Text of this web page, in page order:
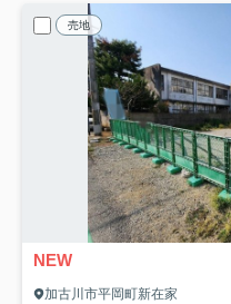
売地
NEW
加古川市平岡町新在家